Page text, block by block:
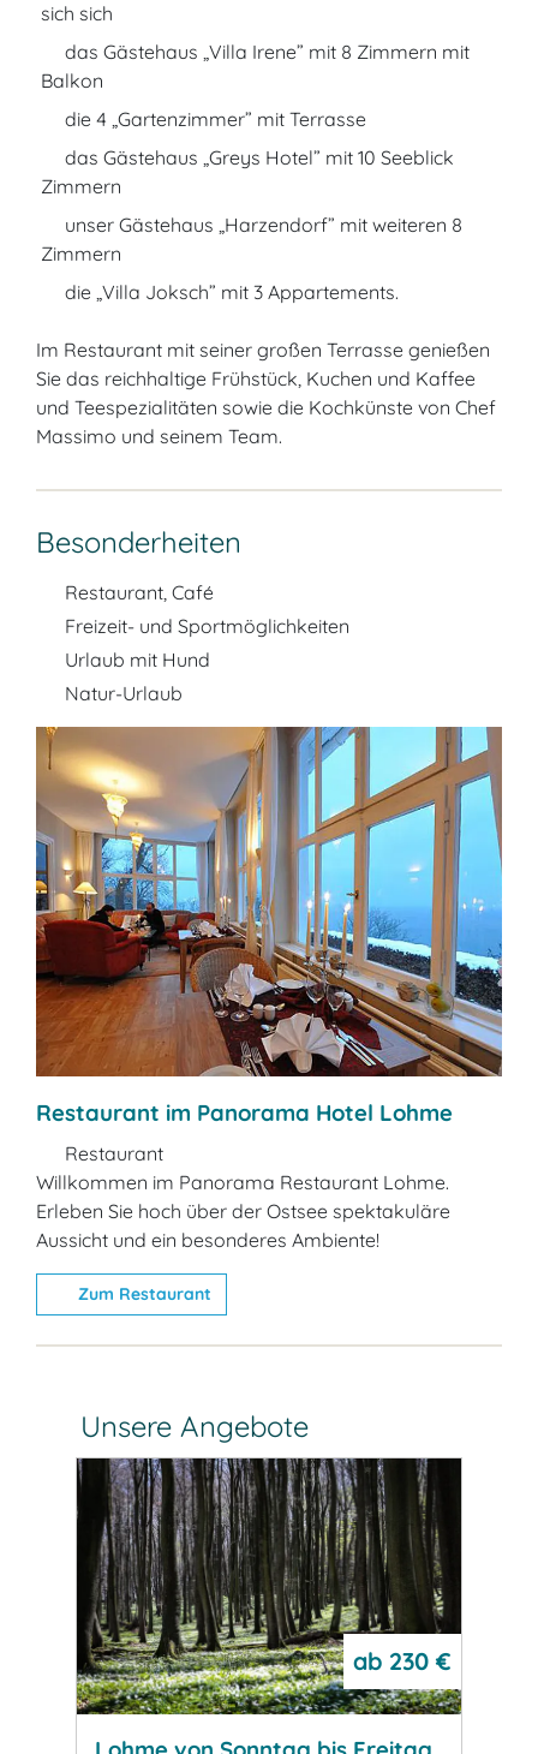
sich sich
das Gästehaus „Villa Irene” mit 8 Zimmern mit
Balkon
die 4 „Gartenzimmer” mit Terrasse
das Gästehaus „Greys Hotel” mit 10 Seeblick
Zimmern
unser Gästehaus „Harzendorf” mit weiteren 8
Zimmern
die „Villa Joksch” mit 3 Appartements.
Im Restaurant mit seiner großen Terrasse genießen
Sie das reichhaltige Frühstück, Kuchen und Kaffee
und Teespezialitäten sowie die Kochkünste von Chef
Massimo und seinem Team.
Besonderheiten
Restaurant, Café
Freizeit- und Sportmöglichkeiten
Urlaub mit Hund
Natur-Urlaub
Restaurant im Panorama Hotel Lohme
Restaurant
Willkommen im Panorama Restaurant Lohme.
Erleben Sie hoch über der Ostsee spektakuläre
Aussicht und ein besonderes Ambiente!
Zum Restaurant
Unsere Angebote
ab 230 €